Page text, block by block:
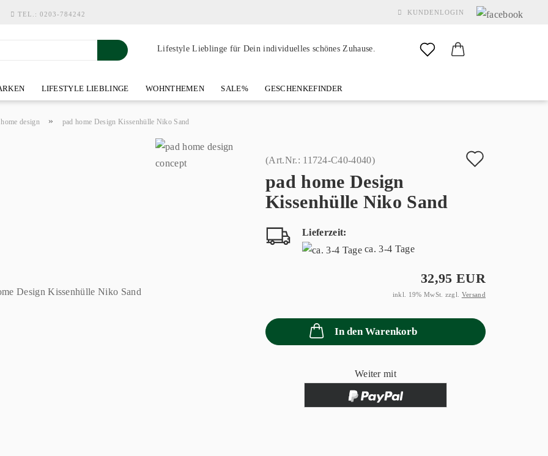
KUNDENLOGIN
Konto erstellen
TEL.: 0203-784242
Lifestyle Lieblinge für Dein individuelles schönes Zuhause.
LIFESTYLE LIEBLINGE WOHNTHEMEN SALE% GESCHENKEFINDER
design » pad home Design Kissenhülle Niko Sand
(Art.Nr.: 11724-C40-4040)
pad home Design
Kissenhülle Niko Sand
Lieferzeit:
ca. 3-4 Tage
32,95 EUR
inkl. 19% MwSt. zzgl. Versand
In den Warenkorb
Weiter mit